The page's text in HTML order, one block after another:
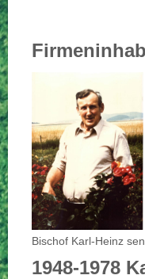
Bischof Karl-Heinz
1948-1978